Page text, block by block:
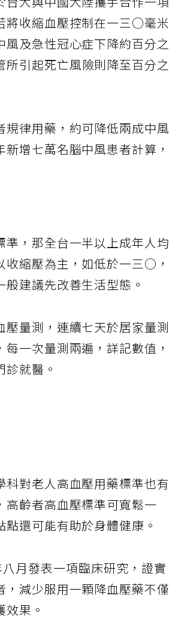
大與中國大陸攜手合作一項
將收縮血壓控制在一三○毫米
及急性冠心症下降約百分之
引起死亡風險則降至百分之
律用藥，約可降低兩成中風
增七萬名腦中風患者計算，
，那全台一半以上成年人均
收縮壓為主，如低於一三○，
建議先改善生活型態。
量測，連續七天於居家量測
一次量測兩遍，詳記數值，
就醫。
對老人高血壓用藥標準也有
齡者高血壓標準可寬鬆一
還可能有助於身體健康。
月發表一項臨床研究，證實
減少服用一顆降血壓藥不僅
果。